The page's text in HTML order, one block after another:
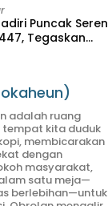
Puncak Seren
Tegaskan
adalah ruang
tempat kita duduk
membicarakan
dengan
masyarakat,
satu meja—
berlebihan—untuk